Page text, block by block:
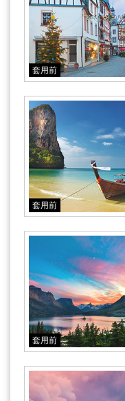
套用前
套用前
套用前